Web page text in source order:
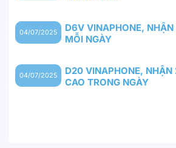
D6V VINAPHONE,
MỖI NGÀY
04/07/2025
D20 VINAPHONE, NHẬN
CAO TRONG NGÀY
04/07/2025